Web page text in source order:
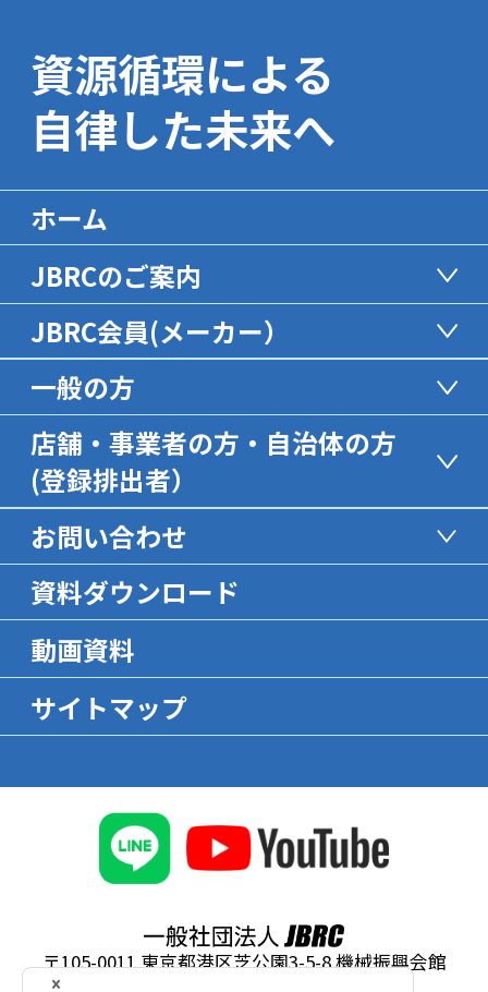
資源循環による
自律した未来へ
ホーム
JBRCのご案内
JBRC会員(メーカー）
一般の方
店舗・事業者の方・自治体の方
(登録排出者）
お問い合わせ
資料ダウンロード
動画資料
サイトマップ
〒105-0011 東京都港区芝公園3-5-8 機械振興会館